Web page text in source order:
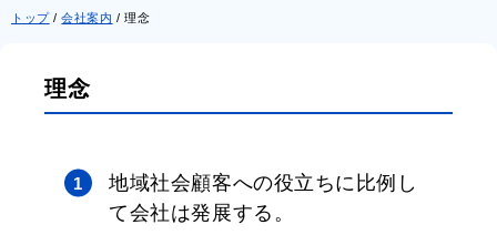
現
トップ/会社案内 /理念
理念
地域社会顧客への役立ちに比例し
て会社は発展する。